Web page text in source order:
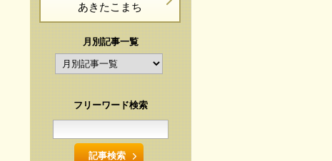
あきたこまち
月別記事一覧
フリーワード検索